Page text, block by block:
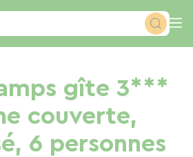
gîte 3***
couverte,
6 personnes
des cookies